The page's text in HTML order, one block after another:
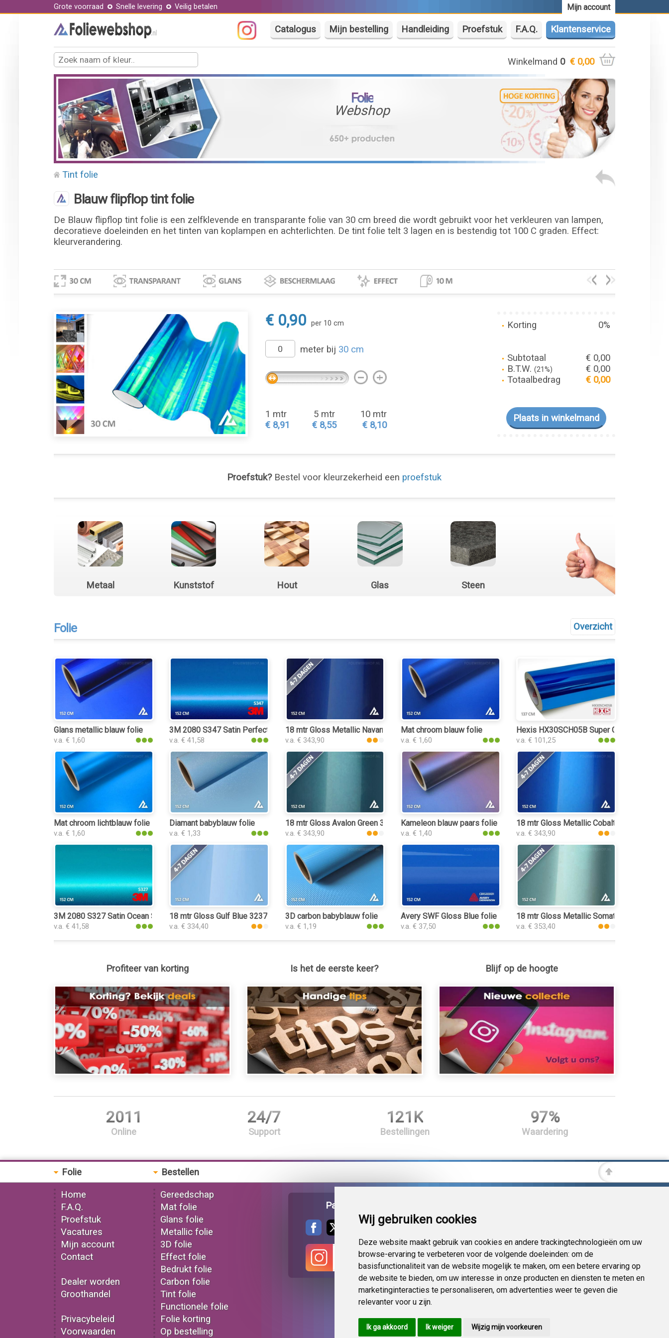
Wij gebruiken cookies
Deze website maakt gebruik van cookies en andere trackingtechnologieën om uw
browse-ervaring te verbeteren voor de volgende doeleinden: om de
basisfunctionaliteit van de website mogelijk te maken, om een betere ervaring op
de website te bieden, om uw interesse in onze producten en diensten te meten en
marketinginteracties te personaliseren, om advertenties weer te geven die
relevanter voor u zijn.
Ik ga akkoord Ik weiger Wijzig mijn voorkeuren
Mijn account
Grote voorraad Snelle levering Veilig betalen
Catalogus Mijn bestelling Handleiding Proefstuk F.A.Q. Klantenservice
Winkelmand 0 € 0,00
Folie
Webshop
Tint folie
Blauw flipflop tint folie
De Blauw flipflop tint folie is een zelfklevende en transparante folie van 30 cm breed die wordt gebruikt voor het verkleuren van lampen,
decoratieve doeleinden en het tinten van koplampen en achterlichten. De tint folie telt 3 lagen en is bestendig tot 100 C graden. Effect:
kleurverandering.
€ 0,90 per 10 cm
meter bij 30 cm
1 mtr
€ 8,91
5 mtr
€ 8,55
10 mtr
€ 8,10
Korting 0%
Subtotaal
€ 0,00
B.T.W. (21%)
€ 0,00
Totaalbedrag
€ 0,00
Proefstuk?Bestel voor kleurzekerheid een proefstuk
Metaal Kunststof Hout Glas Steen
Overzicht
Folie
Glans metallic blauw folie
v.a. € 1,60
3M 2080 S347 Satin Perfect Blue folie
v.a. € 41,58
18 mtr Gloss Metallic Navarra Blue 3200 folie
v.a. € 343,90
Mat chroom blauw folie
v.a. € 1,60
Hexis HX30SCH05B Super Chrome Blue
v.a. € 101,25
Mat chroom lichtblauw folie
v.a. € 1,60
Diamant babyblauw folie
v.a. € 1,33
18 mtr Gloss Avalon Green 3194 folie
v.a. € 343,90
Kameleon blauw paars folie
v.a. € 1,40
18 mtr Gloss Metallic Cobalt Blue 3148
v.a. € 343,90
3M 2080 S327 Satin Ocean Shimmer folie
v.a. € 41,58
18 mtr Gloss Gulf Blue 3237 folie
v.a. € 334,40
3D carbon babyblauw folie
v.a. € 1,19
Avery SWF Gloss Blue folie
v.a. € 37,50
18 mtr Gloss Metallic Somato Blue 3064
v.a. € 353,40
Profiteer van korting Is het de eerste keer? Blijf op de hoogte
2011
Online
24/7
Support
121K
Bestellingen
97%
Waardering
Folie
Home
F.A.Q.
Proefstuk
Vacatures
Mijn account
Contact
Dealer worden
Groothandel
Privacybeleid
Voorwaarden
Bestellen
Gereedschap
Mat folie
Glans folie
Metallic folie
3D folie
Effect folie
Bedrukt folie
Carbon folie
Tint folie
Functionele folie
Folie korting
Op bestelling
Pagina delen